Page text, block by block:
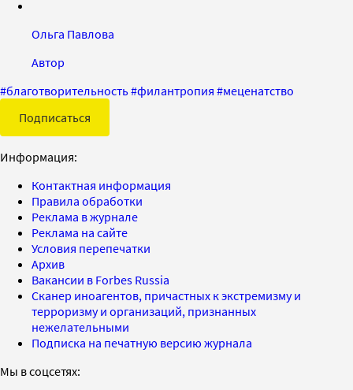
Ольга Павлова
Автор
#благотворительность#филантропия #меценатство
Подписаться
Информация:
Контактная информация
Правила обработки
Реклама в журнале
Реклама на сайте
Условия перепечатки
Архив
Вакансии в Forbes Russia
Сканер иноагентов, причастных к экстремизму и
терроризму и организаций, признанных
нежелательными
Подписка на печатную версию журнала
Мы в соцсетях: